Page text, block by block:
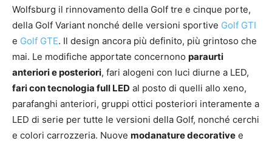
Wolfsburg il rinnovamento della Golf tre e cinque porte,
della Golf Variant nonché delle versioni sportive Golf GTI
e Golf GTE. Il design ancora più definito, più grintoso che
mai. Le modifiche apportate concernono paraurti
anteriori e posteriori, fari alogeni con luci diurne a LED,
fari con tecnologia full LED al posto di quelli allo xeno,
parafanghi anteriori, gruppi ottici posteriori interamente a
LED di serie per tutte le versioni della Golf, nonché cerchi
e colori carrozzeria. Nuove modanature decorative e